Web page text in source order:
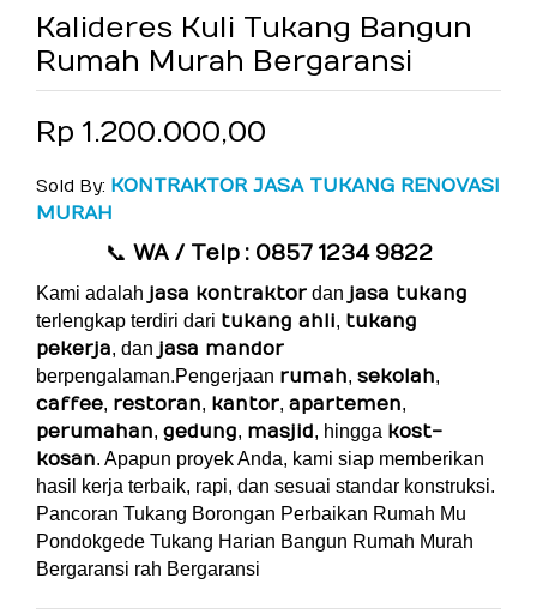
Kalideres Kuli Tukang Bangun
Rumah Murah Bergaransi
Rp 1.200.000,00
Sold By: KONTRAKTOR JASA TUKANG RENOVASI
MURAH
📞 WA / Telp : 0857 1234 9822
Kami adalah jasa kontraktor dan jasa tukang
terlengkap terdiri dari tukang ahli, tukang
pekerja, dan jasa mandor
berpengalaman.Pengerjaan rumah, sekolah,
caffee, restoran, kantor, apartemen,
perumahan, gedung, masjid, hingga kost-
kosan. Apapun proyek Anda, kami siap memberikan
hasil kerja terbaik, rapi, dan sesuai standar konstruksi.
Pancoran Tukang Borongan Perbaikan Rumah Mu
Pondokgede Tukang Harian Bangun Rumah Murah
Bergaransi rah Bergaransi